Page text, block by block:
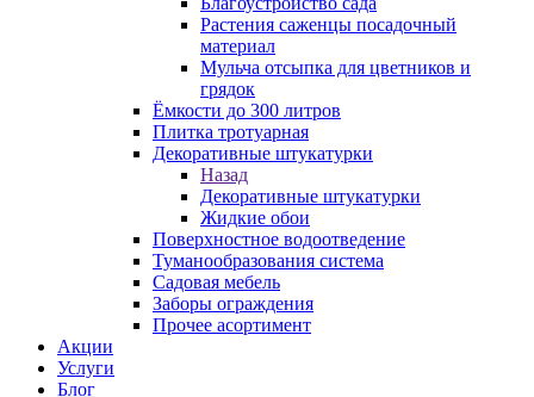
Растения саженцы посадочный
материал
Мульча отсыпка для цветников и
грядок
Ёмкости до 300 литров
Плитка тротуарная
Декоративные штукатурки
Назад
Декоративные штукатурки
Жидкие обои
Поверхностное водоотведение
Туманообразования система
Садовая мебель
Заборы ограждения
Прочее асортимент
Акции
Услуги
Блог